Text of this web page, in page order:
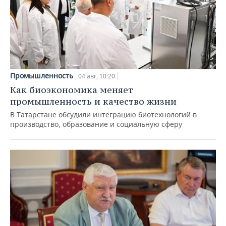
Промышленность 04 авг, 10:20
Как биоэкономика меняет
промышленность и качество жизни
В Татарстане обсудили интеграцию биотехнологий в
производство, образование и социальную сферу